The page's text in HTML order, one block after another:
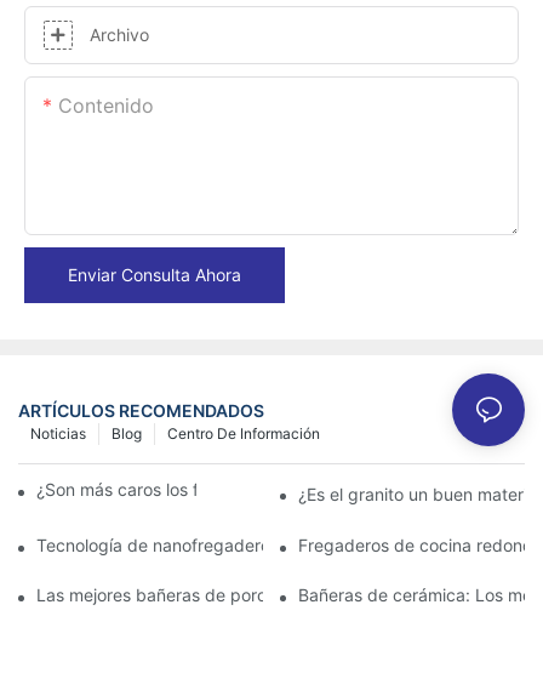
Archivo
Contenido
Enviar Consulta Ahora
ARTÍCULOS RECOMENDADOS
Centro De Información
Blog
Noticias
¿Son más caros los fregaderos de granito?¿Es el granito un buen
Tecnología de nanofregaderos: lo que los propietarios deben
Fregaderos de cocina
Las mejores bañeras de porcelana para un baño clásico
Bañeras de cerámica: Los